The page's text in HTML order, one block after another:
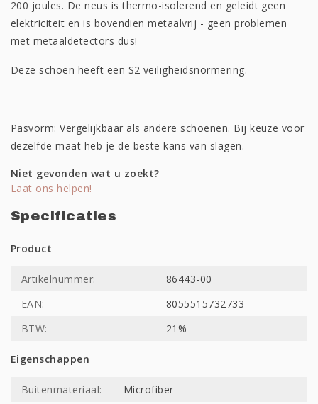
200 joules. De neus is thermo-isolerend en geleidt geen
elektriciteit en is bovendien metaalvrij - geen problemen
met metaaldetectors dus!
Deze schoen heeft een S2 veiligheidsnormering.
Pasvorm: Vergelijkbaar als andere schoenen. Bij keuze voor
dezelfde maat heb je de beste kans van slagen.
Niet gevonden wat u zoekt?
Laat ons helpen!
Specificaties
Product
Artikelnummer:
86443-00
EAN:
8055515732733
BTW:
21%
Eigenschappen
Buitenmateriaal: Microfiber